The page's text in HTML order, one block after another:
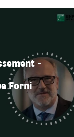
-
Forni